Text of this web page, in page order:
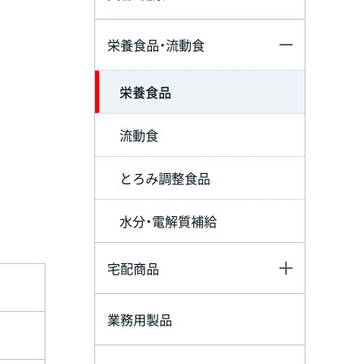
栄養食品・流動食
栄養食品
流動食
とろみ調整食品
水分・電解質補給
宅配商品
業務用製品